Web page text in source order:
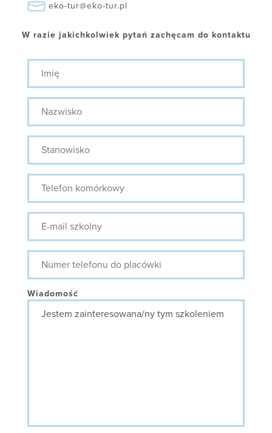
eko-tur@eko-tur.pl
W razie jakichkolwiek pytań zachęcam do kontaktu
Imię
Nazwisko
Stanowisko
Telefon
komórkowy
E-
mail
szkolny
Numer
telefonu
do
Wiadomość